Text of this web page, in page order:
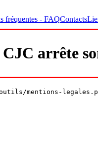
fréquentes - FAQContacts
arrête
mentions-